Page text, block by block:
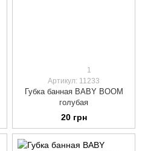
1
Артикул: 11233
Губка банная BABY BOOM
голубая
20 грн